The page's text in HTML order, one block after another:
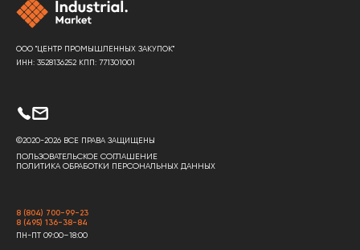
ООО "ЦЕНТР ПРОМЫШЛЕННЫХ ЗАКУПОК"
ИНН: 3528136252 КПП: 771301001
8 (804) 700-99-23
8 (495) 136-38-84
ПН-ПТ 09:00–18:00
©2020-2026 ВСЕ ПРАВА ЗАЩИЩЕНЫ
ПОЛЬЗОВАТЕЛЬСКОЕ СОГЛАШЕНИЕ
ПОЛИТИКА ОБРАБОТКИ ПЕРСОНАЛЬНЫХ ДАННЫХ